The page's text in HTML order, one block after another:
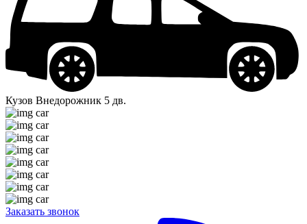
Кузов Внедорожник 5 дв.
Заказать звонок